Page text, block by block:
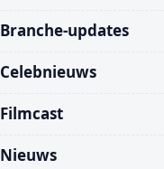
Branche-updates
Celebnieuws
Filmcast
Nieuws